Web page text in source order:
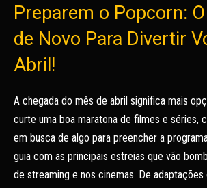
Preparem o Popcorn:
de Novo Para Divertir
Abril!
A chegada do mês de abril significa mais
curte uma boa maratona de filmes e séries,
em busca de algo para preencher a
guia com as principais estreias que vão
de streaming e nos cinemas. De adaptações